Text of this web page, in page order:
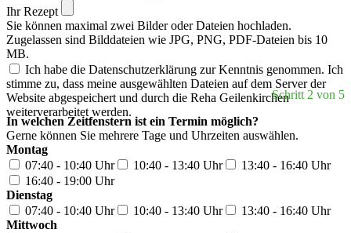
Ihr Rezept
Sie können maximal zwei Bilder oder Dateien hochladen.
Zugelassen sind Bilddateien wie JPG, PNG, PDF-Dateien bis 10
MB.
Ich habe die Datenschutzerklärung zur Kenntnis genommen. Ich
stimme zu, dass meine ausgewählten Dateien auf dem Server der
Website abgespeichert und durch die Reha Geilenkirchen
weiterverarbeitet werden.
Schritt 2 von 5
In welchen Zeitfenstern ist ein Termin möglich?
Gerne können Sie mehrere Tage und Uhrzeiten auswählen.
Montag
07:40 - 10:40 Uhr
10:40 - 13:40 Uhr
13:40 - 16:40 Uhr
16:40 - 19:00 Uhr
Dienstag
07:40 - 10:40 Uhr
10:40 - 13:40 Uhr
13:40 - 16:40 Uhr
Mittwoch